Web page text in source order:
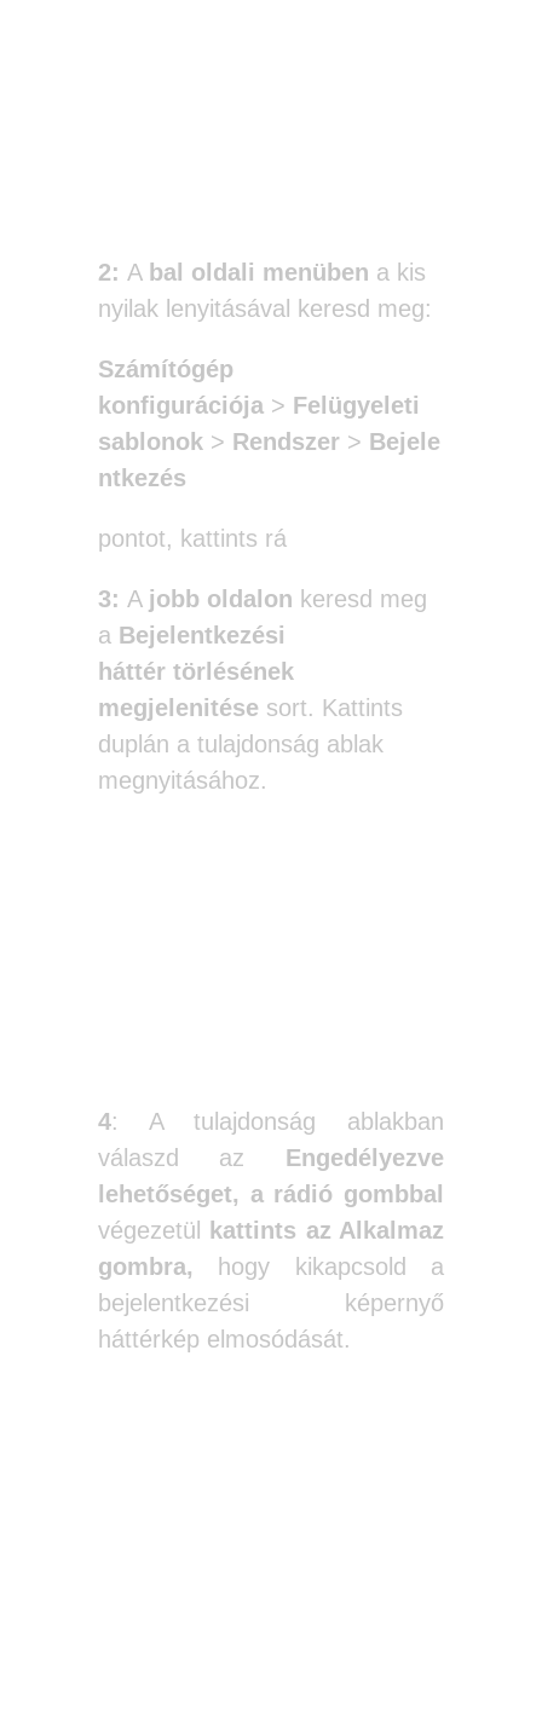
2: A bal oldali menüben a kis
nyilak lenyitásával keresd meg:
Számítógép
konfigurációja> Felügyeleti
sablonok> Rendszer> Bejele
ntkezés
pontot, kattints rá
3: A jobb oldalon keresd meg
a Bejelentkezési
háttér törlésének
megjelenitése sort. Kattints
duplán a tulajdonság ablak
megnyitásához.
4: A tulajdonság ablakban
válaszd az Engedélyezve
lehetőséget, a rádió gombbal
végezetül kattints az Alkalmaz
gombra, hogy kikapcsold a
bejelentkezési képernyő
háttérkép elmosódását.